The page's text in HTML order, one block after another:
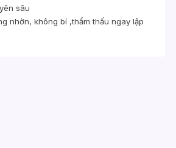
sâu
nhờn, không bí ,thẩm thấu ngay lập